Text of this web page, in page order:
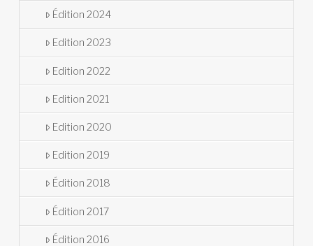
Édition 2024
Edition 2023
Edition 2022
Edition 2021
Edition 2020
Edition 2019
Édition 2018
Édition 2017
Édition 2016